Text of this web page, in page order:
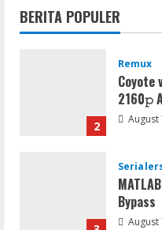
BERITA POPULER
1
2
Remux
Coyote
2160𝚙
August
Bypass
August